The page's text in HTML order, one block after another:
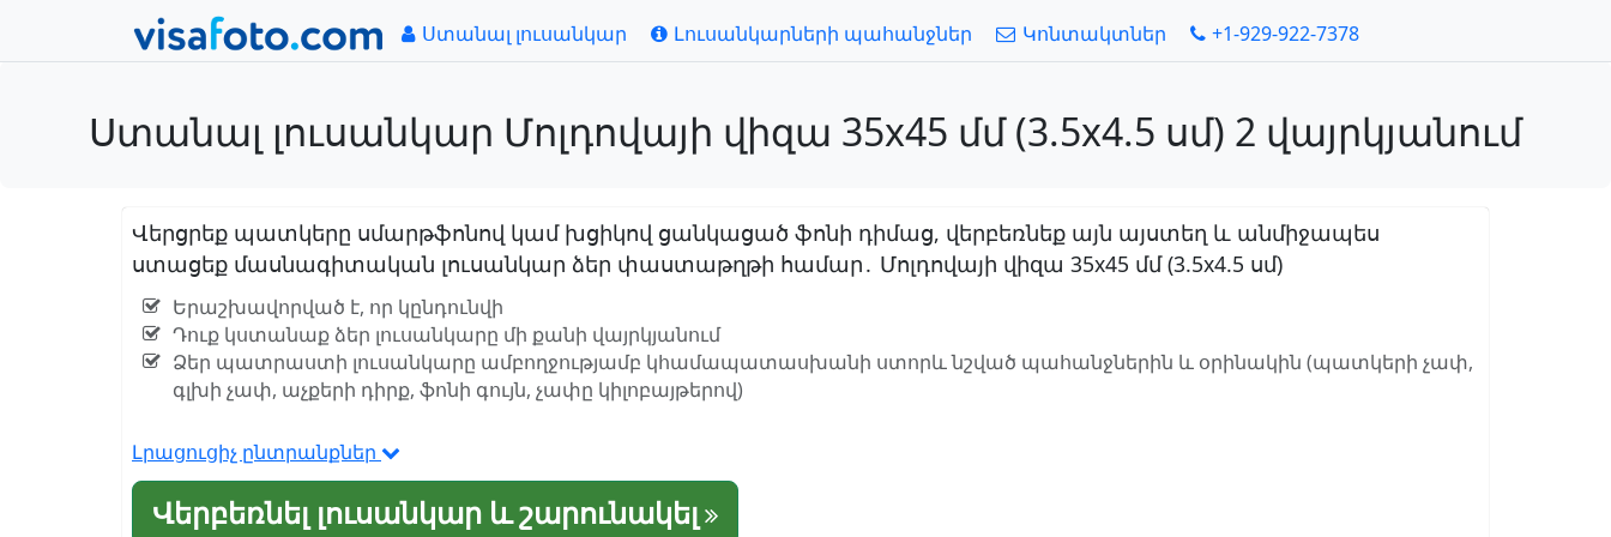
Ստանալ լուսանկար Լուսանկարների պահանջներ Կոնտակտներ +1-929-922-7378
Ստանալ լուսանկար Մոլդովայի վիզա 35x45 մմ (3.5x4.5 սմ) 2 վայրկյանում
Վերցրեք պատկերը սմարթֆոնով կամ խցիկով ցանկացած ֆոնի դիմաց, վերբեռնեք այն այստեղ և անմիջապես
ստացեք մասնագիտական լուսանկար ձեր փաստաթղթի համար․ Մոլդովայի վիզա 35x45 մմ (3.5x4.5 սմ)
Երաշխավորված է, որ կընդունվի
Դուք կստանաք ձեր լուսանկարը մի քանի վայրկյանում
Ձեր պատրաստի լուսանկարը ամբողջությամբ կհամապատասխանի ստորև նշված պահանջներին և օրինակին (պատկերի չափ,
գլխի չափ, աչքերի դիրք, ֆոնի գույն, չափը կիլոբայթերով)
Լրացուցիչ ընտրանքներ
Վերբեռնել լուսանկար և շարունակել